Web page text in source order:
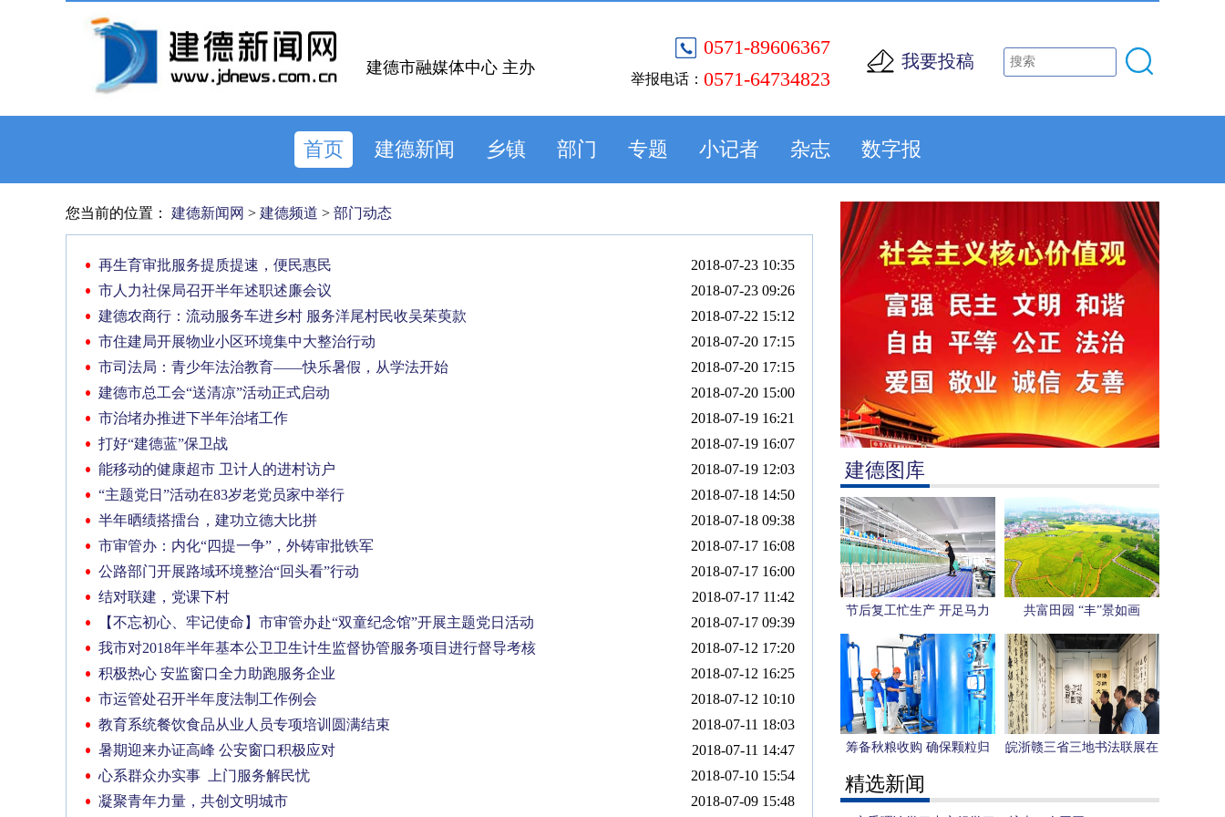
0571-89606367
举报电话： 0571-64734823
我要投稿
建德市融媒体中心 主办
首页 建德新闻 乡镇 部门 专题 小记者 杂志 数字报
建德图库
节后复工忙生产 开足马力
赶订单
共富田园 “丰”景如画
筹备秋粮收购 确保颗粒归
仓
皖浙赣三省三地书法联展在
精选新闻
您当前的位置： 建德新闻网 > 建德频道 > 部门动态
2018-07-23 10:35
再生育审批服务提质提速，便民惠民
2018-07-23 09:26
市人力社保局召开半年述职述廉会议
2018-07-22 15:12
建德农商行：流动服务车进乡村 服务洋尾村民收吴茱萸款
2018-07-20 17:15
市住建局开展物业小区环境集中大整治行动
2018-07-20 17:15
市司法局：青少年法治教育——快乐暑假，从学法开始
2018-07-20 15:00
建德市总工会“送清凉”活动正式启动
2018-07-19 16:21
市治堵办推进下半年治堵工作
2018-07-19 16:07
打好“建德蓝”保卫战
2018-07-19 12:03
能移动的健康超市 卫计人的进村访户
2018-07-18 14:50
“主题党日”活动在83岁老党员家中举行
2018-07-18 09:38
半年晒绩搭擂台，建功立德大比拼
2018-07-17 16:08
市审管办：内化“四提一争”，外铸审批铁军
2018-07-17 16:00
公路部门开展路域环境整治“回头看”行动
2018-07-17 11:42
结对联建，党课下村
2018-07-17 09:39
【不忘初心、牢记使命】市审管办赴“双童纪念馆”开展主题党日活动
2018-07-12 17:20
我市对2018年半年基本公卫卫生计生监督协管服务项目进行督导考核
2018-07-12 16:25
积极热心 安监窗口全力助跑服务企业
2018-07-12 10:10
市运管处召开半年度法制工作例会
2018-07-11 18:03
教育系统餐饮食品从业人员专项培训圆满结束
2018-07-11 14:47
暑期迎来办证高峰 公安窗口积极应对
2018-07-10 15:54
心系群众办实事 上门服务解民忧
2018-07-09 15:48
凝聚青年力量，共创文明城市